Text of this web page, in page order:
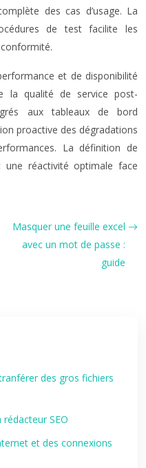
des cas d’usage. La
de test facilite les
et de disponibilité
la qualité de service post-
aux tableaux de bord
proactive des dégradations
La définition de
une réactivité optimale face
Masquer une feuille excel
avec un mot de passe :
guide
des gros fichiers
SEO
et des connexions